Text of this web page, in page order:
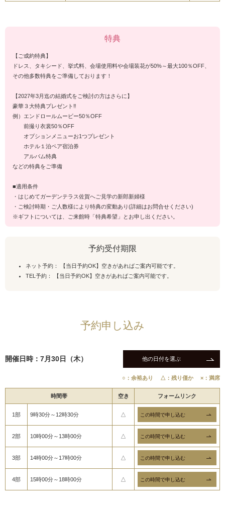
特典
【ご成約特典】
ドレス、タキシード、挙式料、会場使用料や会場装花が50%～最大100％OFF、
その他多数特典をご準備しております！
【2027年3月迄の結婚式をご検討の方はさらに】
豪華３大特典プレゼント‼
例）エンドロールムービー50％OFF
前撮り衣裳50％OFF
オプションメニューお1つプレゼント
ホテル１泊ペア宿泊券
アルバム特典
などの特典をご準備
■適用条件
・はじめてガーデンテラス佐賀へご見学の新郎新婦様
・ご検討時期・ご人数様により特典の変動あり(詳細はお問合せください)
※ギフトについては、ご来館時「特典希望」とお申し出ください。
予約受付期限
ネット予約： 【当日予約OK】空きがあればご案内可能です。
TEL予約： 【当日予約OK】空きがあればご案内可能です。
予約申し込み
開催日時：7月30日（木） 他の日付を選ぶ
○：余裕あり △：残り僅か ×：満席
時間帯 空き フォームリンク
1部 9時30分～12時30分 △
2部 10時00分～13時00分 △
3部 14時00分～17時00分 △
4部 15時00分～18時00分 △